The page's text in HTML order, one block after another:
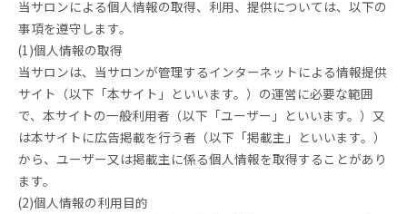
当サロンによる個人情報の取得、利用、提供については、以下の
事項を遵守します。
(1)個人情報の取得
当サロンは、当サロンが管理するインターネットによる情報提供
サイト（以下「本サイト」といいます。）の運営に必要な範囲
で、本サイトの一般利用者（以下「ユーザー」といいます。）又
は本サイトに広告掲載を行う者（以下「掲載主」といいます。）
から、ユーザー又は掲載主に係る個人情報を取得することがあり
ます。
(2)個人情報の利用目的